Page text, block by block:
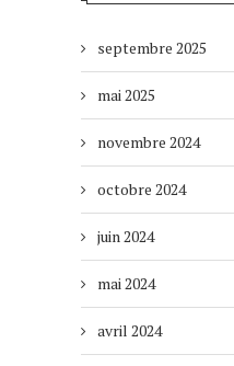
septembre 2025
mai 2025
novembre 2024
octobre 2024
juin 2024
mai 2024
avril 2024